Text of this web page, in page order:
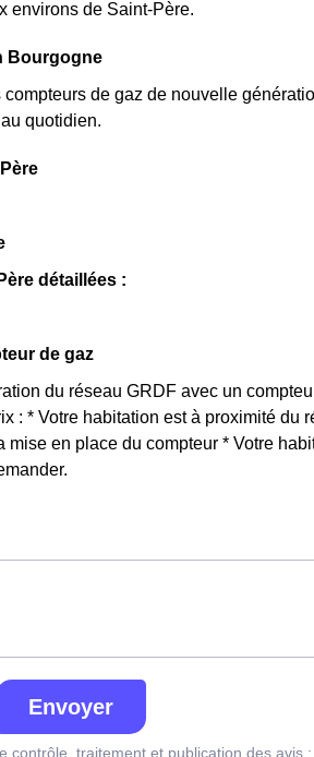
environs de Saint-Père.
Bourgogne
de gaz de nouvelle
quotidien.
détaillées :
de gaz
du réseau GRDF avec un
: * Votre habitation est à proximité du
en place du compteur * Votre
Envoyer
contrôle, traitement et publication des avis :